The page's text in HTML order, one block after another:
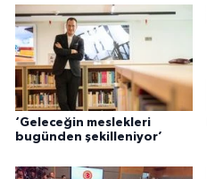
‘Geleceğin meslekleri
bugünden şekilleniyor’